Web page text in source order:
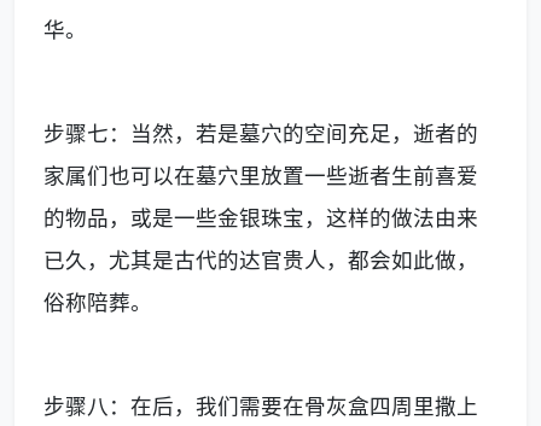
华。
步骤七：当然，若是墓穴的空间充足，逝者的
家属们也可以在墓穴里放置一些逝者生前喜爱
的物品，或是一些金银珠宝，这样的做法由来
已久，尤其是古代的达官贵人，都会如此做，
俗称陪葬。
步骤八：在后，我们需要在骨灰盒四周里撒上